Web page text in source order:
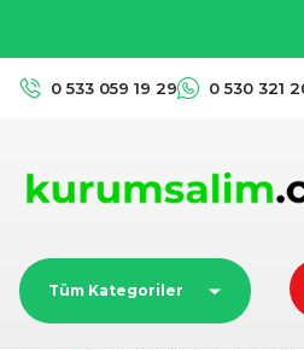
0 533 059 19 29 0 530 321
Tüm Kategoriler